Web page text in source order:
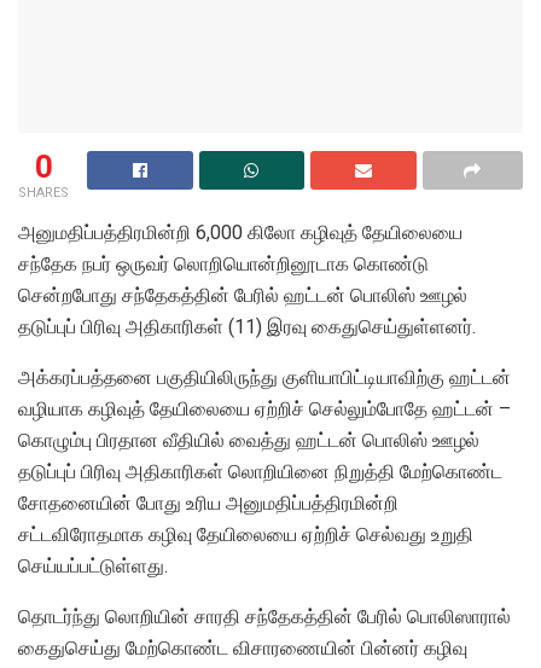
0
SHARES
அனுமதிப்பத்திரமின்றி 6,000 கிலோ கழிவுத் தேயிலையை
சந்தேக நபர் ஒருவர் லொறியொன்றினூடாக கொண்டு
சென்றபோது சந்தேகத்தின் பேரில் ஹட்டன் பொலிஸ் ஊழல்
தடுப்புப் பிரிவு அதிகாரிகள் (11) இரவு கைதுசெய்துள்ளனர்.
அக்கரப்பத்தனை பகுதியிலிருந்து குளியாபிட்டியாவிற்கு ஹட்டன்
வழியாக கழிவுத் தேயிலையை ஏற்றிச் செல்லும்போதே ஹட்டன் –
கொழும்பு பிரதான வீதியில் வைத்து ஹட்டன் பொலிஸ் ஊழல்
தடுப்புப் பிரிவு அதிகாரிகள் லொறியினை நிறுத்தி மேற்கொண்ட
சோதனையின் போது உரிய அனுமதிப்பத்திரமின்றி
சட்டவிரோதமாக கழிவு தேயிலையை ஏற்றிச் செல்வது உறுதி
செய்யப்பட்டுள்ளது.
தொடர்ந்து லொறியின் சாரதி சந்தேகத்தின் பேரில் பொலிஸாரால்
கைதுசெய்து மேற்கொண்ட விசாரணையின் பின்னர் கழிவு